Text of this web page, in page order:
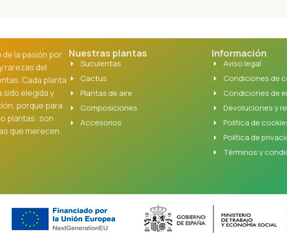
la pasión por
rarezas del
Cada planta
sido elegida y
porque para
plantas: son
que merecen
Nuestras plantas
Suculentas
Cactus
Plantas de aire
Composiciones
Accesorios
Información
Aviso legal
Condiciones de
Condiciones de
Devoluciones y
Política de
Política de
Términos y